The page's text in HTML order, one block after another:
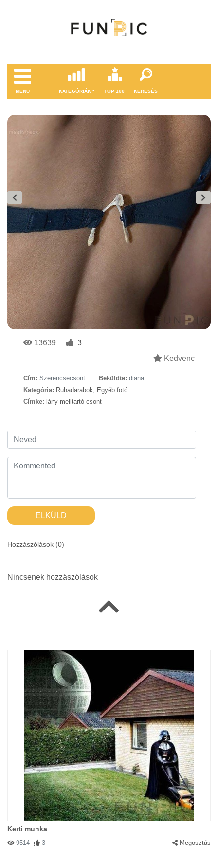
MENÜ KATEGÓRIÁK TOP 100 KERESÉS
13639
3
Kedvenc
Cím: Szerencsecsont Beküldte: diana
Kategória: Ruhadarabok
Egyéb fotó
Címke: lány melltartó csont
ELKÜLD
Hozzászólások (0)
Nincsenek hozzászólások
Kerti munka
9514 3 Megosztás